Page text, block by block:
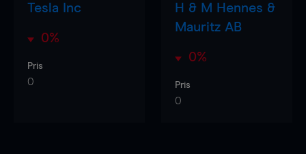
Tesla Inc
0%
Pris
0
H & M Hennes &
Mauritz AB
0%
Pris
0